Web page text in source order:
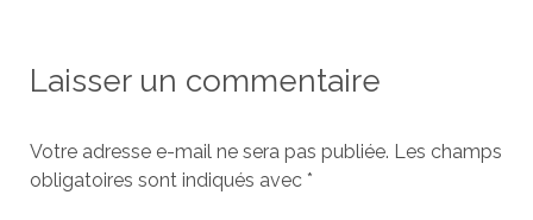
Laisser un commentaire
Votre adresse e-mail ne sera pas publiée. Les champs
obligatoires sont indiqués avec *